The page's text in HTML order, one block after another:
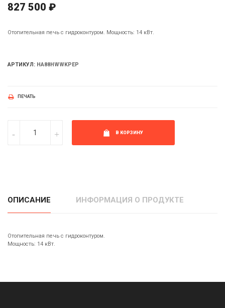
827 500 ₽
Отопительная печь с гидроконтуром. Мощность: 14 кВт.
АРТИКУЛ: HA88HWWKPEP
ПЕЧАТЬ
В КОРЗИНУ
ОПИСАНИЕ ИНФОРМАЦИЯ О ПРОДУКТЕ
Отопительная печь с гидроконтуром.
Мощность: 14 кВт.